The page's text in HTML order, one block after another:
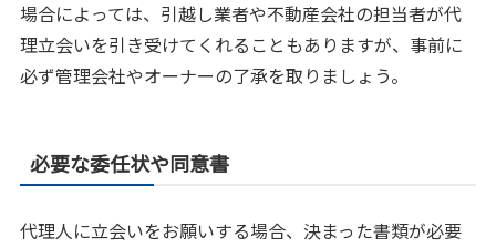
場合によっては、引越し業者や不動産会社の担当者が代
理立会いを引き受けてくれることもありますが、事前に
必ず管理会社やオーナーの了承を取りましょう。
必要な委任状や同意書
代理人に立会いをお願いする場合、決まった書類が必要